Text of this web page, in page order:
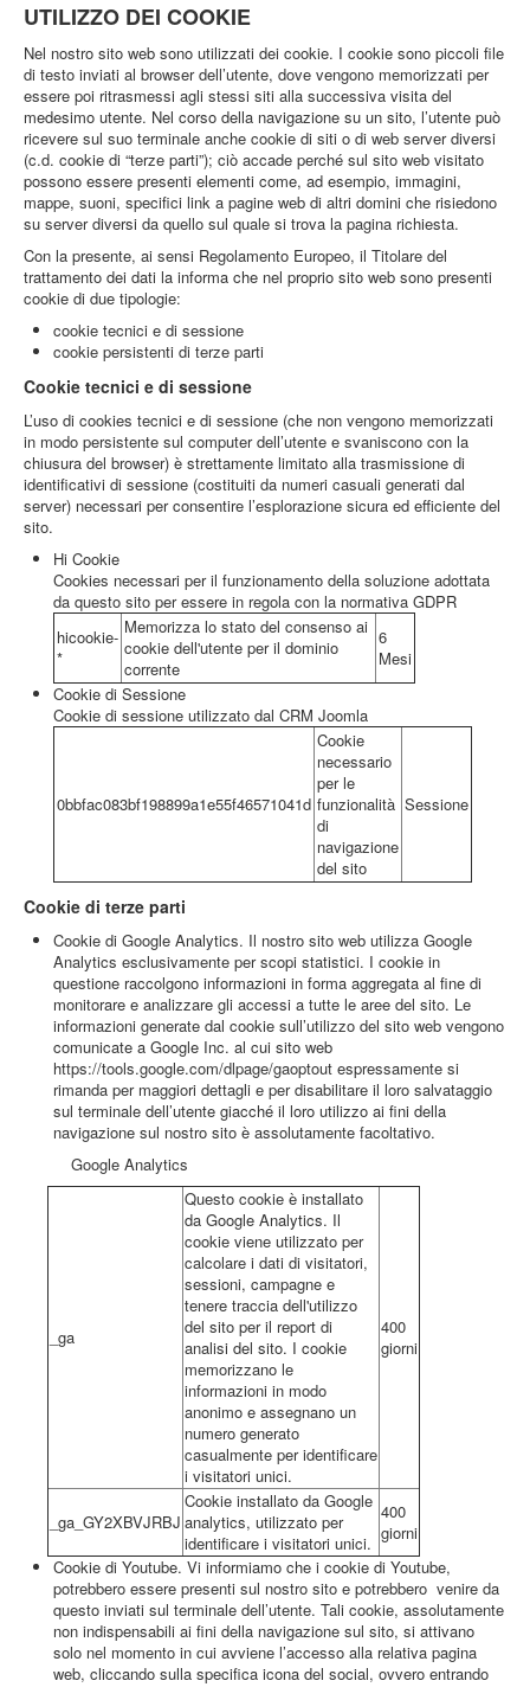
UTILIZZO DEI COOKIE
Nel nostro sito web sono utilizzati dei cookie. I cookie sono piccoli file
di testo inviati al browser dell’utente, dove vengono memorizzati per
essere poi ritrasmessi agli stessi siti alla successiva visita del
medesimo utente. Nel corso della navigazione su un sito, l’utente può
ricevere sul suo terminale anche cookie di siti o di web server diversi
(c.d. cookie di “terze parti”); ciò accade perché sul sito web visitato
possono essere presenti elementi come, ad esempio, immagini,
mappe, suoni, specifici link a pagine web di altri domini che risiedono
su server diversi da quello sul quale si trova la pagina richiesta.
Con la presente, ai sensi Regolamento Europeo, il Titolare del
trattamento dei dati la informa che nel proprio sito web sono presenti
cookie di due tipologie:
cookie tecnici e di sessione
cookie persistenti di terze parti
Cookie tecnici e di sessione
L’uso di cookies tecnici e di sessione (che non vengono memorizzati
in modo persistente sul computer dell’utente e svaniscono con la
chiusura del browser) è strettamente limitato alla trasmissione di
identificativi di sessione (costituiti da numeri casuali generati dal
server) necessari per consentire l’esplorazione sicura ed efficiente del
sito.
Hi Cookie
Cookies necessari per il funzionamento della soluzione adottata
da questo sito per essere in regola con la normativa GDPR
hicookie-
*
Memorizza lo stato del consenso ai
cookie dell'utente per il dominio
corrente
6
Mesi
Cookie di Sessione
Cookie di sessione utilizzato dal CRM Joomla
0bbfac083bf198899a1e55f46571041d
Cookie
necessario
per le
funzionalità
di
navigazione
del sito
Sessione
Cookie di terze parti
Cookie di Google Analytics. Il nostro sito web utilizza Google
Analytics esclusivamente per scopi statistici. I cookie in
questione raccolgono informazioni in forma aggregata al fine di
monitorare e analizzare gli accessi a tutte le aree del sito. Le
informazioni generate dal cookie sull’utilizzo del sito web vengono
comunicate a Google Inc. al cui sito web
https://tools.google.com/dlpage/gaoptout espressamente si
rimanda per maggiori dettagli e per disabilitare il loro salvataggio
sul terminale dell’utente giacché il loro utilizzo ai fini della
navigazione sul nostro sito è assolutamente facoltativo.
Google Analytics
_ga
Questo cookie è installato
da Google Analytics. Il
cookie viene utilizzato per
calcolare i dati di visitatori,
sessioni, campagne e
tenere traccia dell'utilizzo
del sito per il report di
analisi del sito. I cookie
memorizzano le
informazioni in modo
anonimo e assegnano un
numero generato
casualmente per identificare
i visitatori unici.
400
giorni
_ga_GY2XBVJRBJ
Cookie installato da Google
analytics, utilizzato per
identificare i visitatori unici.
400
giorni
Cookie di Youtube. Vi informiamo che i cookie di Youtube,
potrebbero essere presenti sul nostro sito e potrebbero venire da
questo inviati sul terminale dell’utente. Tali cookie, assolutamente
non indispensabili ai fini della navigazione sul sito, si attivano
solo nel momento in cui avviene l’accesso alla relativa pagina
web, cliccando sulla specifica icona del social, ovvero entrando